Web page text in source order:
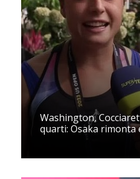
Washington,
quarti: Osaka rimonta